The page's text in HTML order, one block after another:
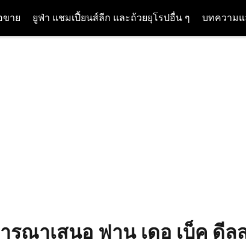
าย ยูฟ่า แชมเปี้ยนส์ลีก และถ้วยยุโรปอื่น ๆ บทความ
ณาเสนอ ฟาน เดอ เบ็ค ดี